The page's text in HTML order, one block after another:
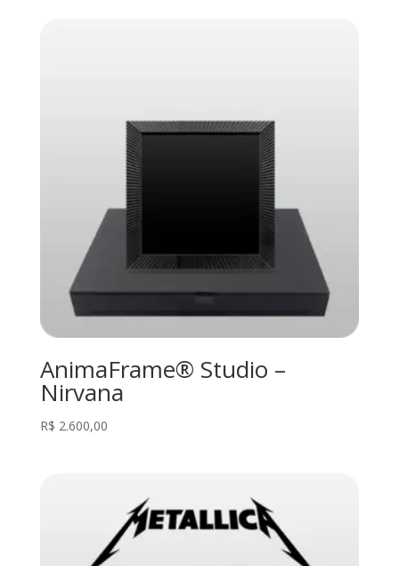
AnimaFrame® Studio –
Nirvana
R$ 2.600,00